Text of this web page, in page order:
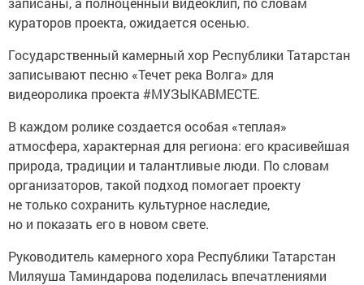
кураторов проекта, ожидается осенью.
Государственный камерный хор Республики Татарстан
записывают песню «Течет река Волга» для
видеоролика проекта #МУЗЫКАВМЕСТЕ.
В каждом ролике создается особая «теплая»
атмосфера, характерная для региона: его красивейшая
природа, традиции и талантливые люди. По словам
организаторов, такой подход помогает проекту
не только сохранить культурное наследие,
но и показать его в новом свете.
Руководитель камерного хора Республики Татарстан
Миляуша Таминдарова поделилась впечатлениями